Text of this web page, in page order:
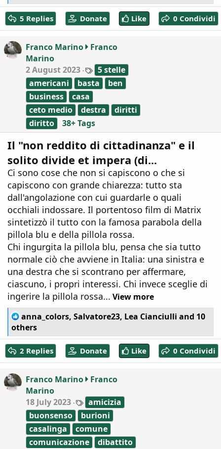
e
a
c
t
o
5 Replies Donate Like 0 Condividi
Franco Marino
Franco
Marino
2 August 2023
T
a
g
s
5 stelle
americani
basta
ben
business
casa
ceto medio
destra
diritti
diritto
38+ Tags
Il "non reddito di cittadinanza" e il
solito divide et impera (di...
Ci sono cose che non si capiscono o che si
capiscono con grande chiarezza: tutto sta
dall'angolazione con cui guardarle o quali
occhiali indossare. Il portentoso film di Matrix
sintetizzò il tutto con la famosa parabola della
pillola blu e della pillola rossa.
Chi ingurgita la pillola blu, pensa che sia tutto
normale ciò che avviene in Italia: una sinistra e
una destra che si scontrano per affermare,
ciascuno, i propri interessi. Chi invece sceglie di
ingerire la pillola rossa... View more
R
e
a
c
t
i
n
anna_colors, Salvatore23, Lea Cianciulli and 10
others
2 Replies Donate Like 0 Condividi
Franco Marino
Franco
Marino
18 July 2023
T
a
g
s
amicizia
buonsenso
burioni
casalinga
comune
comunicazione
dibattito